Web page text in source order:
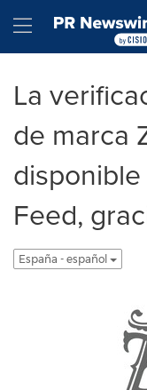
Hamburger
La
de marca
Feed,
España - español